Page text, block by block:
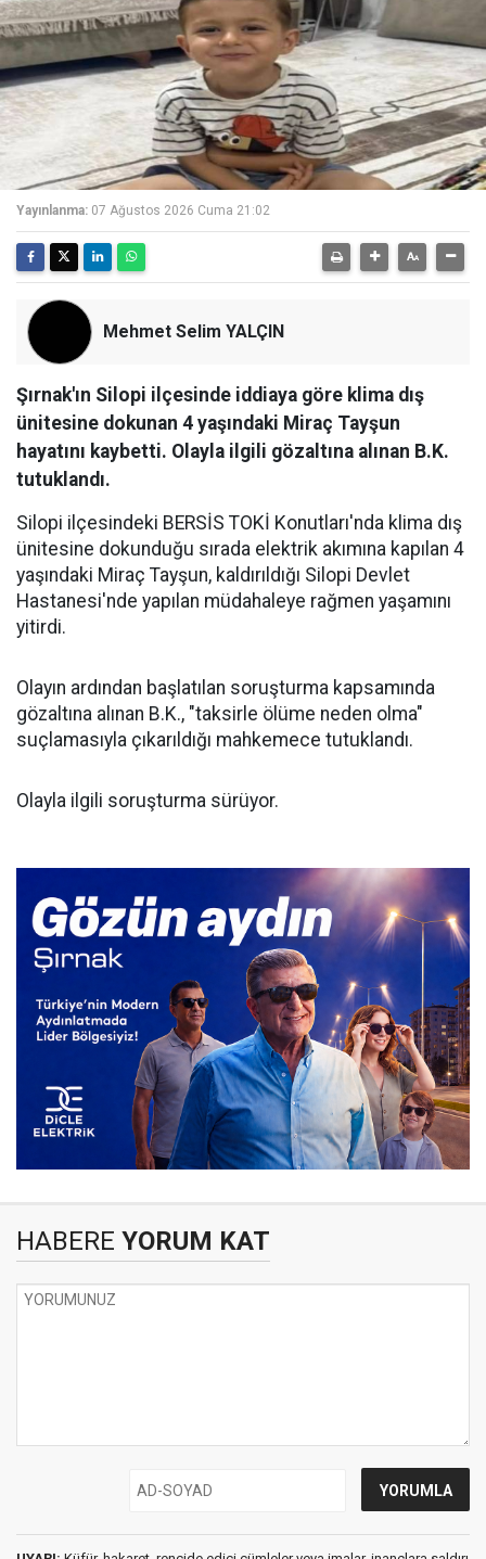
Yayınlanma: 07 Ağustos 2026 Cuma 21:02
Mehmet Selim YALÇIN
Şırnak'ın Silopi ilçesinde iddiaya göre klima dış
ünitesine dokunan 4 yaşındaki Miraç Tayşun
hayatını kaybetti. Olayla ilgili gözaltına alınan B.K.
tutuklandı.
Silopi ilçesindeki BERSİS TOKİ Konutları'nda klima dış
ünitesine dokunduğu sırada elektrik akımına kapılan 4
yaşındaki Miraç Tayşun, kaldırıldığı Silopi Devlet
Hastanesi'nde yapılan müdahaleye rağmen yaşamını
yitirdi.
Olayın ardından başlatılan soruşturma kapsamında
gözaltına alınan B.K., "taksirle ölüme neden olma"
suçlamasıyla çıkarıldığı mahkemece tutuklandı.
Olayla ilgili soruşturma sürüyor.
HABERE YORUM KAT